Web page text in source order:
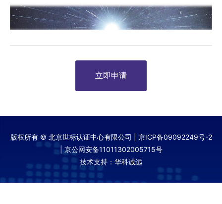
立即申请
版权所有 © 北京世标认证中心有限公司 | 京ICP备09092249号-2
|京公网安备11011302005715号
技术支持：华科诚远